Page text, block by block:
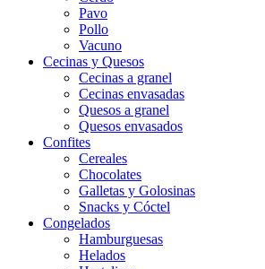
Pavo
Pollo
Vacuno
Cecinas y Quesos
Cecinas a granel
Cecinas envasadas
Quesos a granel
Quesos envasados
Confites
Cereales
Chocolates
Galletas y Golosinas
Snacks y Cóctel
Congelados
Hamburguesas
Helados